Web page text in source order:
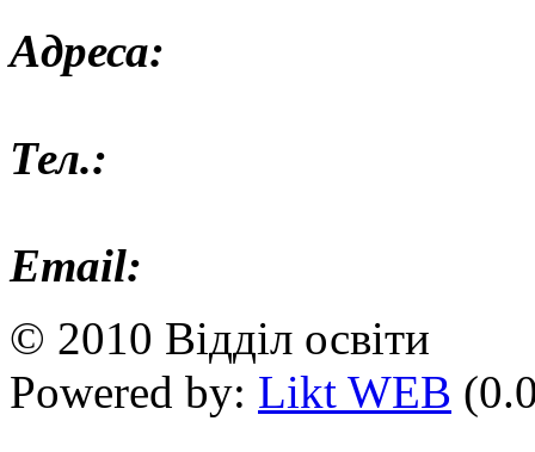
Адреса:
Тел.:
Email:
© 2010 Відділ освіти
Powered by: Likt WEB